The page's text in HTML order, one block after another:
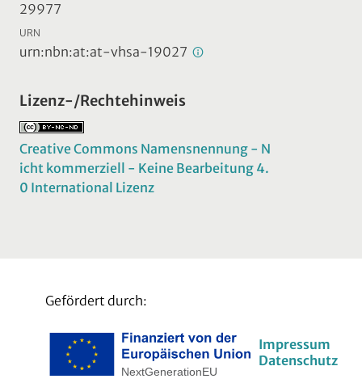
29977
URN
urn:nbn:at:at-vhsa-19027
Lizenz-/Rechtehinweis
Creative Commons Namensnennung - N
icht kommerziell - Keine Bearbeitung 4.
0 International Lizenz
Gefördert durch:
Impressum
Datenschutz